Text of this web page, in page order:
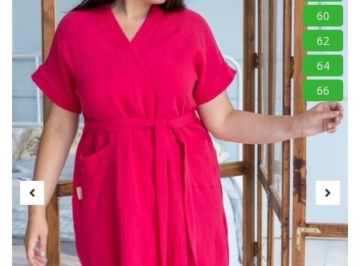
60
62
64
66